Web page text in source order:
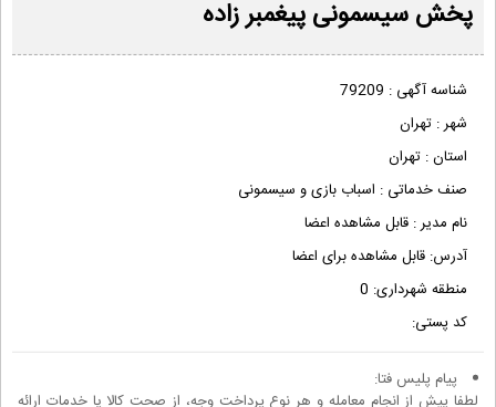
پخش سیسمونی پیغمبر زاده
شناسه آگهی : 79209
شهر : تهران
استان : تهران
صنف خدماتی : اسباب بازی و سیسمونی
نام مدیر : قابل مشاهده اعضا
آدرس: قابل مشاهده برای اعضا
منطقه شهرداری: 0
کد پستی:
پیام پلیس فتا:
لطفا پیش از انجام معامله و هر نوع پرداخت وجه، از صحت کالا یا خدمات ارائه